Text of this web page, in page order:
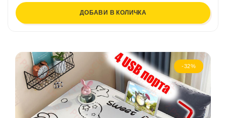
ДОБАВИ В КОЛИЧКА
-32%